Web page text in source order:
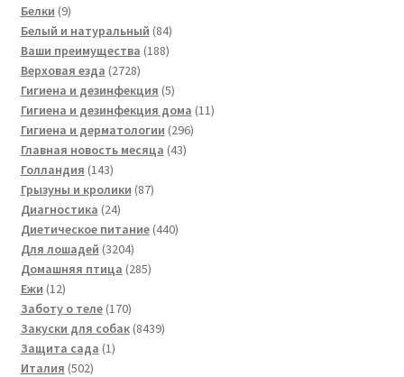
Белки 99
товаров
Белый и натуральный 8484
товара
Ваши преимущества 188188
Верховая езда 27282728
товаров
Гигиена и дезинфекция 55
товаров
Гигиена и дезинфекция дома 1111
Гигиена и дерматологии 296296
Главная новость месяца 4343
Голландия 143143
товара
Грызуны и кролики 8787
Диагностика 2424
товара
Диетическое питание 440440
Для лошадей 32043204
товара
Домашняя птица 285285
Ежи 1212
товаров
Заботу о теле 170170
товаров
Закуски для собак 84398439
Защита сада 11
Италия 502502